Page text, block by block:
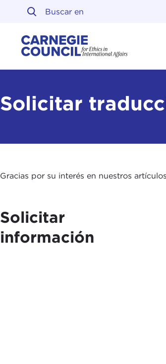
Ir al contenido
Solicitar
Gracias por su interés en nuestros
Solicitar
información